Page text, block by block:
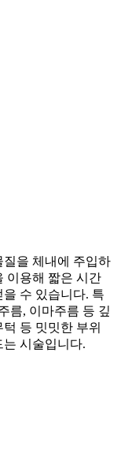
을 체내에 주입하
이용해 짧은 시간
수 있습니다. 특
름, 이마주름 등 깊
등 밋밋한 부위
시술입니다.